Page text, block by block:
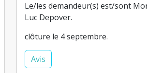
Le/les demandeur(s) est/sont
Luc Depover.
clôture le 4 septembre.
Avis